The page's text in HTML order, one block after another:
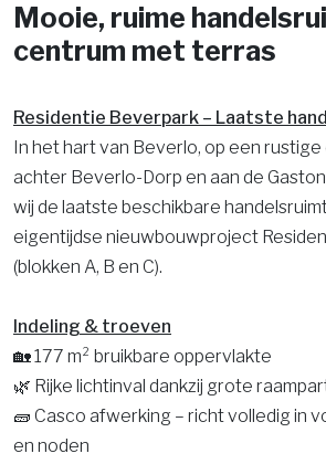
Mooie, ruime
centrum met terras
Residentie Beverpark – Laatste
In het hart van Beverlo, op een
achter Beverlo-Dorp en aan de
wij de laatste beschikbare
eigentijdse nieuwbouwproject
(blokken A, B en C).
Indeling & troeven
🏡 177 m² bruikbare oppervlakte
🌿 Rijke lichtinval dankzij grote
🧱 Casco afwerking – richt volledig in
en noden